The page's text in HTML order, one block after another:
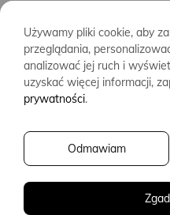
MAIL:
COPYRIGHTS
CREATED
Używamy pliki cookie, aby
przeglądania,
analizować jej ruch i
uzyskać więcej informacji,
prywatności.
Odmawiam